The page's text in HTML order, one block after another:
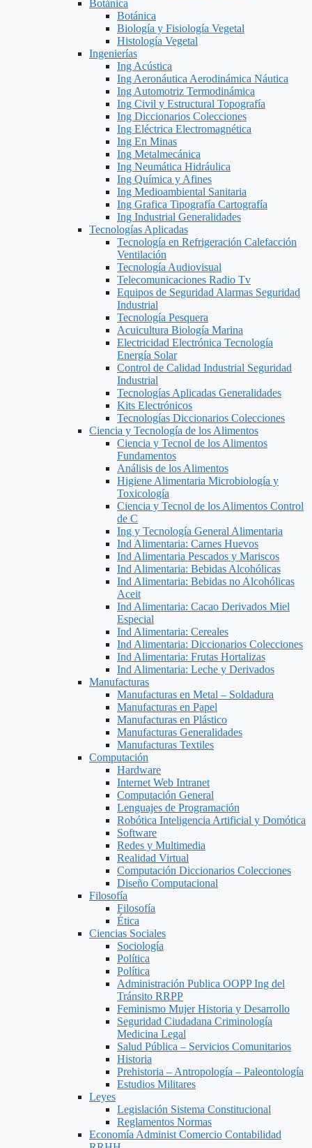
Botánica
Botánica
Biología y Fisiología Vegetal
Histología Vegetal
Ingenierías
Ing Acústica
Ing Aeronáutica Aerodinámica Náutica
Ing Automotriz Termodinámica
Ing Civil y Estructural Topografía
Ing Diccionarios Colecciones
Ing Eléctrica Electromagnética
Ing En Minas
Ing Metalmecánica
Ing Neumática Hidráulica
Ing Química y Afines
Ing Medioambiental Sanitaria
Ing Grafica Tipografía Cartografía
Ing Industrial Generalidades
Tecnologías Aplicadas
Tecnología en Refrigeración Calefacción
Ventilación
Tecnología Audiovisual
Telecomunicaciones Radio Tv
Equipos de Seguridad Alarmas Seguridad
Industrial
Tecnología Pesquera
Acuicultura Biología Marina
Electricidad Electrónica Tecnología
Energía Solar
Control de Calidad Industrial Seguridad
Industrial
Tecnologías Aplicadas Generalidades
Kits Electrónicos
Tecnologías Diccionarios Colecciones
Ciencia y Tecnología de los Alimentos
Ciencia y Tecnol de los Alimentos
Fundamentos
Análisis de los Alimentos
Higiene Alimentaria Microbiología y
Toxicología
Ciencia y Tecnol de los Alimentos Control
de C
Ing y Tecnología General Alimentaria
Ind Alimentaria: Carnes Huevos
Ind Alimentaria Pescados y Mariscos
Ind Alimentaria: Bebidas Alcohólicas
Ind Alimentaria: Bebidas no Alcohólicas
Aceit
Ind Alimentaria: Cacao Derivados Miel
Especial
Ind Alimentaria: Cereales
Ind Alimentaria: Diccionarios Colecciones
Ind Alimentaria: Frutas Hortalizas
Ind Alimentaria: Leche y Derivados
Manufacturas
Manufacturas en Metal – Soldadura
Manufacturas en Papel
Manufacturas en Plástico
Manufacturas Generalidades
Manufacturas Textiles
Computación
Hardware
Internet Web Intranet
Computación General
Lenguajes de Programación
Robótica Inteligencia Artificial y Domótica
Software
Redes y Multimedia
Realidad Virtual
Computación Diccionarios Colecciones
Diseño Computacional
Filosofía
Filosofía
Ética
Ciencias Sociales
Sociología
Política
Política
Administración Publica OOPP Ing del
Tránsito RRPP
Feminismo Mujer Historia y Desarrollo
Seguridad Ciudadana Criminología
Medicina Legal
Salud Pública – Servicios Comunitarios
Historia
Prehistoria – Antropología – Paleontología
Estudios Militares
Leyes
Legislación Sistema Constitucional
Reglamentos Normas
Economía Administ Comercio Contabilidad